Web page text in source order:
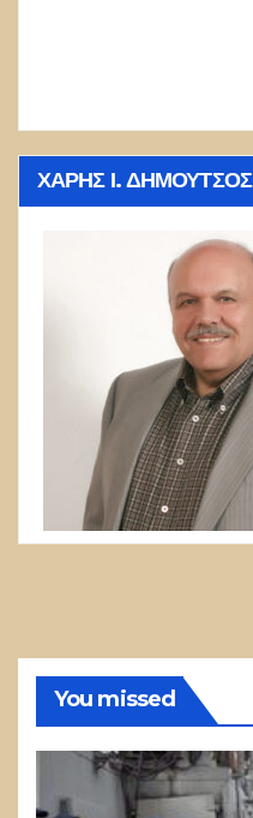
ΧΆΡΗΣ Ι. ΔΗΜΟΎΤΣΟΣ
You missed